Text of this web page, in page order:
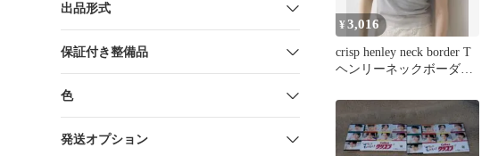
出品形式
保証付き整備品
色
発送オプション
¥3,016
crisp henley neck border T
ヘンリーネックボーダー